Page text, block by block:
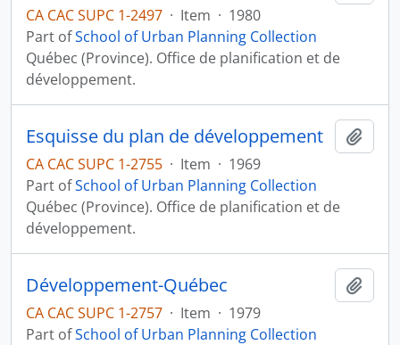
CA CAC SUPC 1-2497 · Item · 1980
Part ofSchool of Urban Planning Collection
Québec (Province). Office de planification et de
développement.
Esquisse du plan de développement
CA CAC SUPC 1-2755 · Item · 1969
Part ofSchool of Urban Planning Collection
Québec (Province). Office de planification et de
développement.
Développement-Québec
CA CAC SUPC 1-2757 · Item · 1979
Part ofSchool of Urban Planning Collection